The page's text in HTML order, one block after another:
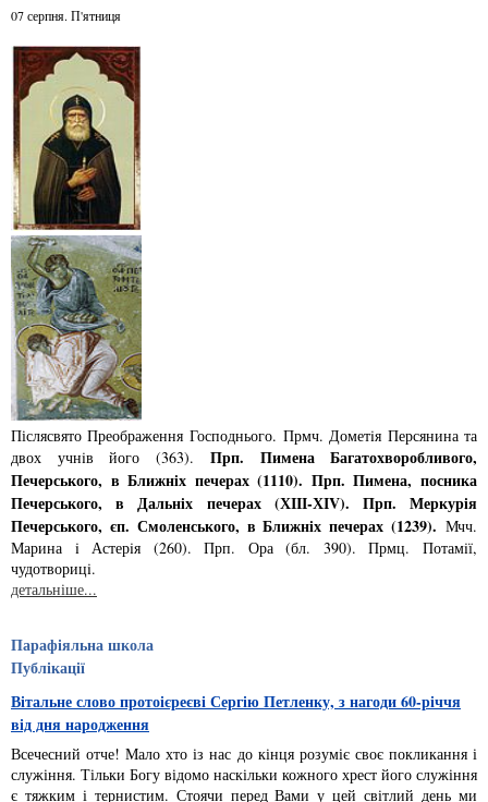
07 серпня. П'ятниця
Післясвято Преображення Господнього. Прмч. Дометiя Персянина та
двох учнiв його (363). Прп. Пимена Багатохворобливого,
Печерського, в Ближнiх печерах (1110). Прп. Пимена, посника
Печерського, в Дальнiх печерах (ХІІІ-ХІV). Прп. Меркурiя
Печерського, єп. Смоленського, в Ближнiх печерах (1239). Мчч.
Марина i Астерiя (260). Прп. Ора (бл. 390). Прмц. Потамiї,
чудотворицi.
детальніше...
Парафіяльна школа
Публікації
Вітальне слово протоієреєві Сергію Петленку, з нагоди 60-річчя
від дня народження
Всечесний отче! Мало хто із нас до кінця розуміє своє покликання і
служіння. Тільки Богу відомо наскільки кожного хрест його служіння
є тяжким і тернистим. Стоячи перед Вами у цей світлий день ми